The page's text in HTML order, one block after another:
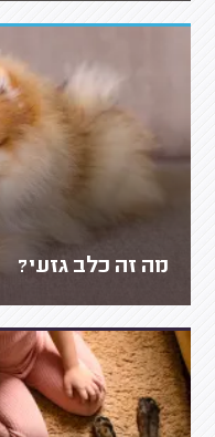
מה זה כלב גזעי?